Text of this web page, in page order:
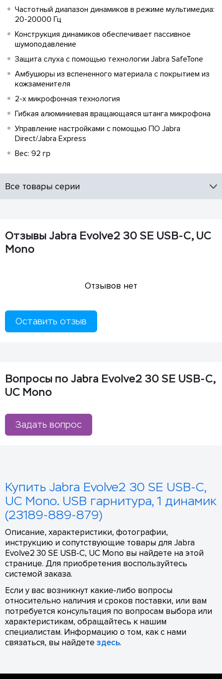
Частотный диапазон динамиков в режиме мультимедиа:
20-20000 Гц
Конструкция динамиков обеспечивает пассивное
шумоподавление
Защита слуха с помощью технологии Jabra SafeTone
Амбушюры из вспененного материала с покрытием из
кожзаменителя
2-х микрофонная технология
Гибкая алюминиевая вращающаяся штанга микрофона
Управление настройками с помощью ПО Jabra
Direct/Jabra Express
Вес: 92 гр
Все товары серии
Отзывы Jabra Evolve2 30 SE USB-C, UC
Mono
Отзывов нет
Оставить отзыв
Вопросы по Jabra Evolve2 30 SE USB-C,
UC Mono
Задать вопрос
Купить Jabra Evolve2 30 SE USB-C,
UC Mono. USB гарнитура, 1 динамик
(23189-889-879)
Описание, характеристики, фотографии,
инструкцию и сопутствующие товары для Jabra
Evolve2 30 SE USB-C, UC Mono вы найдете на этой
странице. Для приобретения воспользуйтесь
системой заказа.
Если у вас возникнут какие-либо вопросы
относительно наличия и сроков поставки, или вам
потребуется консультация по вопросам выбора или
характеристикам, обращайтесь к нашим
специалистам. Информацию о том, как с нами
связаться, вы найдете здесь.